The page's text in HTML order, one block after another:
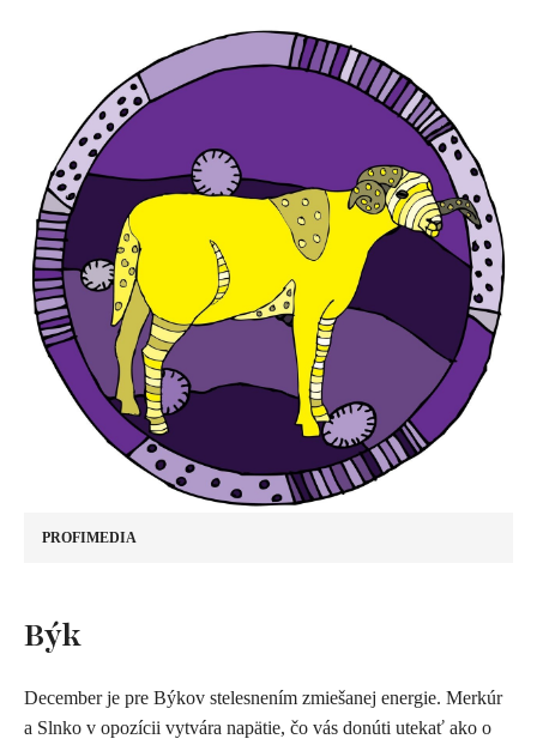
PROFIMEDIA
​Býk
December je pre Býkov stelesnením zmiešanej energie. Merkúr
a Slnko v opozícii vytvára napätie, čo vás donúti utekať ako o